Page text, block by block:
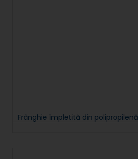
Frânghie împletită din polipropilenă